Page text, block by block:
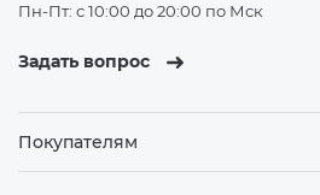
Пн-Пт: с 10:00 до 20:00 по Мск
Задать вопрос
Покупателям